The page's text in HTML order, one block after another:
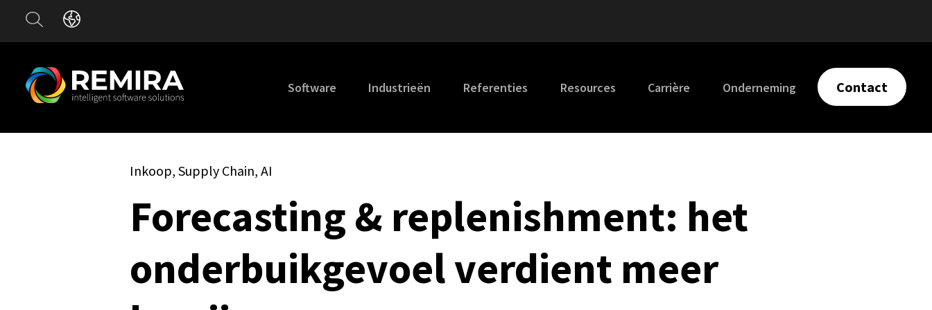
Software Industrieën Referenties Resources Carrière Onderneming Contact
Inkoop, Supply Chain, AI
Forecasting & replenishment: het
onderbuikgevoel verdient meer